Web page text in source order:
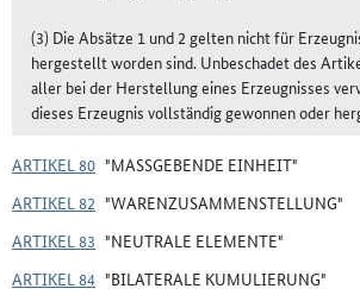
(3) Die Absätze 1 und 2 gelten nicht für
hergestellt worden sind. Unbeschadet des
aller bei der Herstellung eines Erzeugnisses
dieses Erzeugnis vollständig gewonnen oder
ARTIKEL 80 "MASSGEBENDE EINHEIT"
ARTIKEL 82 "WARENZUSAMMENSTELLUNG"
ARTIKEL 83 "NEUTRALE ELEMENTE"
ARTIKEL 84 "BILATERALE KUMULIERUNG"